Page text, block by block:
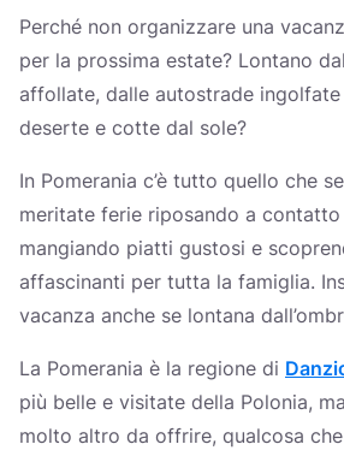
Perché non organizzare una
per la prossima estate? Lontano
affollate, dalle autostrade
deserte e cotte dal sole?
In Pomerania c’è tutto quello che
meritate ferie riposando a contatto
mangiando piatti gustosi e
affascinanti per tutta la famiglia.
vacanza anche se lontana
La Pomerania è la regione di
più belle e visitate della Polonia,
molto altro da offrire, qualcosa